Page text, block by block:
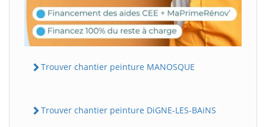
Trouver chantier peinture MANOSQUE
Trouver chantier peinture DiGNE-LES-BAiNS